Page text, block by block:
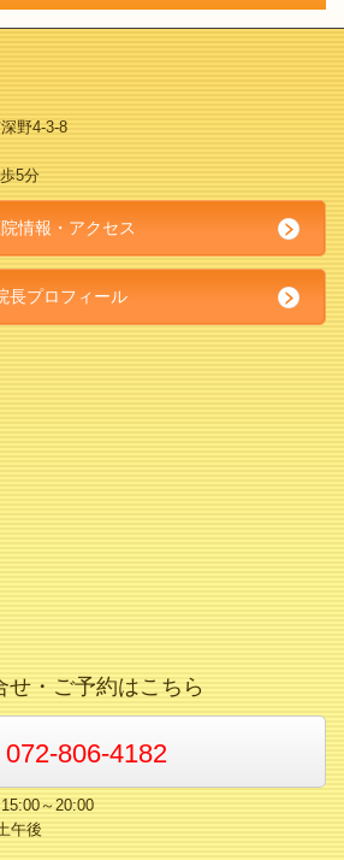
野4-3-8
5分
院情報・アクセス
長プロフィール
せ・ご予約はこちら
072-806-4182
～20:00
午後